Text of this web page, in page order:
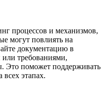
процессов и механизмов,
могут повлиять на
документацию в
требованиями,
Это поможет поддерживать
всех этапах.